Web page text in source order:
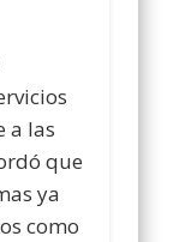
a las
que
ya
como